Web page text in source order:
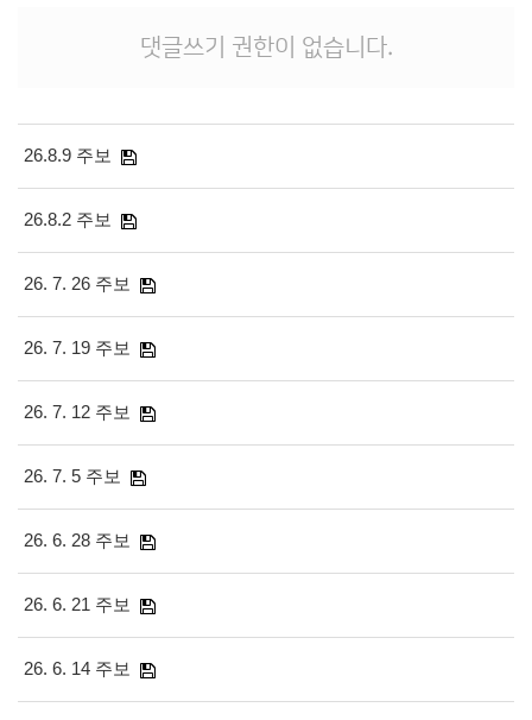
댓글쓰기 권한이 없습니다.
26.8.9 주보
26.8.2 주보
26. 7. 26 주보
26. 7. 19 주보
26. 7. 12 주보
26. 7. 5 주보
26. 6. 28 주보
26. 6. 21 주보
26. 6. 14 주보